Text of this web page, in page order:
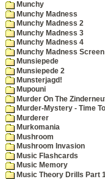
Munchy
Munchy Madness
Munchy Madness 2
Munchy Madness 3
Munchy Madness 4
Munchy Madness
Munsiepede
Munsiepede 2
Munsterjagd!
Mupouni
Murder On The
Murder-Mystery - Time
Murderer
Murkomania
Mushroom
Mushroom Invasion
Music Flashcards
Music Memory
Music Theory Drills Part